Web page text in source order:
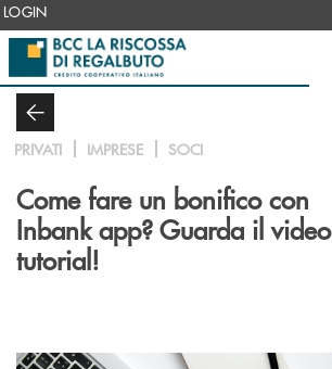
Salta al contenuto principale
LOGIN
PRIVATI IMPRESE SOCI
Come fare un bonifico con
Inbank app? Guarda il video
tutorial!